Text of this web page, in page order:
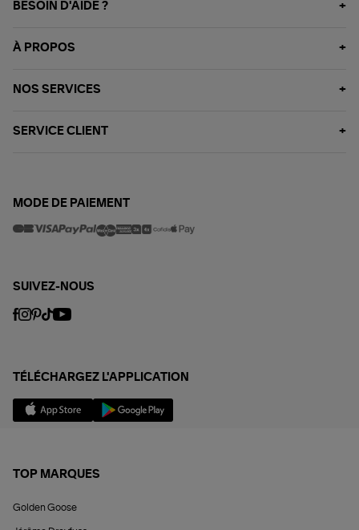
BESOIN D'AIDE ?
À PROPOS
NOS SERVICES
SERVICE CLIENT
MODE DE PAIEMENT
SUIVEZ-NOUS
TÉLÉCHARGEZ L'APPLICATION
TOP MARQUES
Golden Goose